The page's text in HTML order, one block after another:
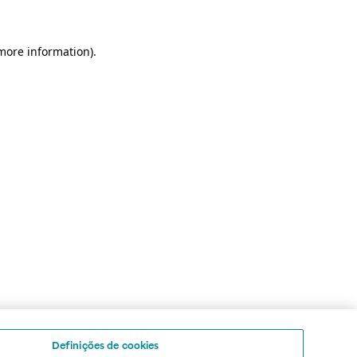
information).
Definições de cookies